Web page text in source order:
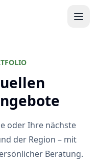
oder Ihre nächste
der Region – mit
Beratung.